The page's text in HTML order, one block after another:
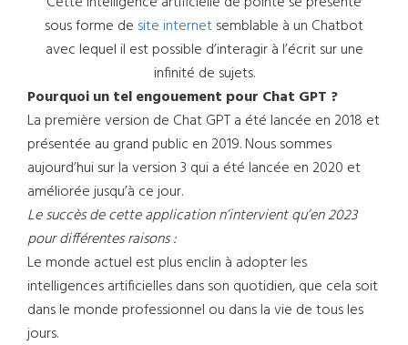
sous forme de site internetsemblable à un Chatbot
avec lequel il est possible d’interagir à l’écrit sur une
infinité de sujets.
Pourquoi un tel engouement pour Chat GPT ?
La première version de Chat GPT a été lancée en 2018 et
présentée au grand public en 2019. Nous sommes
aujourd’hui sur la version 3 qui a été lancée en 2020 et
améliorée jusqu’à ce jour.
Le succès de cette application n’intervient qu’en 2023
pour différentes raisons :
Le monde actuel est plus enclin à adopter les
intelligences artificielles dans son quotidien, que cela soit
dans le monde professionnel ou dans la vie de tous les
jours.